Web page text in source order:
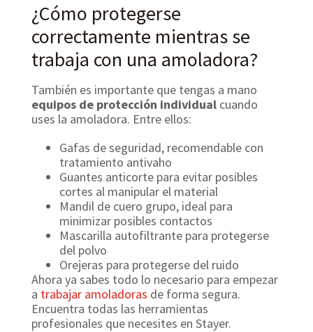
¿Cómo protegerse
correctamente mientras se
trabaja con una amoladora?
También es importante que tengas a mano
equipos de protección individual cuando
uses la amoladora. Entre ellos:
Gafas de seguridad, recomendable con
tratamiento antivaho
Guantes anticorte para evitar posibles
cortes al manipular el material
Mandil de cuero grupo, ideal para
minimizar posibles contactos
Mascarilla autofiltrante para protegerse
del polvo
Orejeras para protegerse del ruido
Ahora ya sabes todo lo necesario para empezar
a trabajar amoladoras de forma segura.
Encuentra todas las herramientas
profesionales que necesites en Stayer.